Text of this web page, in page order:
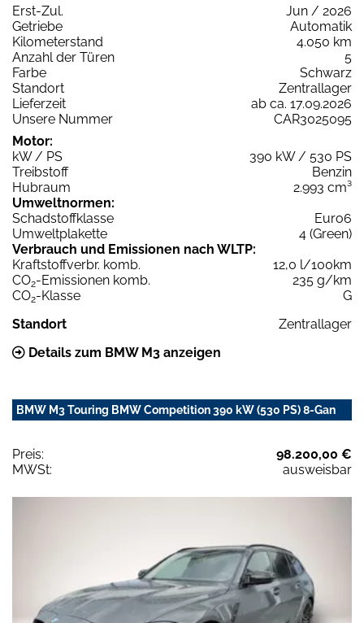
Erst-Zul.
Jun / 2026
Getriebe
Automatik
Kilometerstand
4.050 km
Anzahl der Türen
5
Farbe
Schwarz
Standort
Zentrallager
Lieferzeit
ab ca. 17.09.2026
Unsere Nummer
CAR3025095
Motor:
kW / PS
390 kW / 530 PS
Treibstoff
Benzin
Hubraum
2.993 cm³
Umweltnormen:
Schadstoffklasse
Euro6
Umweltplakette
4 (Green)
Verbrauch und Emissionen nach WLTP:
Kraftstoffverbr. komb.
12,0 l/100km
CO2-Emissionen komb.
235 g/km
CO2-Klasse
G
Standort
Zentrallager
Details zum BMW M3 anzeigen
BMW M3 Touring BMW Competition 390 kW (530 PS) 8-Gan
Preis:
98.200,00 €
MWSt:
ausweisbar